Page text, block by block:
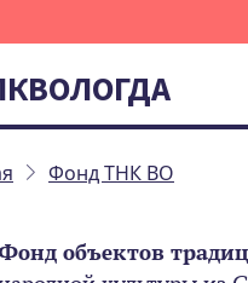
Фонд ТНК ВО
объектов